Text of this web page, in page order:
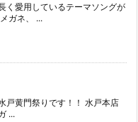
く愛用しているテーマソングが
ガネ、 ...
戸黄門祭りです！！ 水戸本店
...